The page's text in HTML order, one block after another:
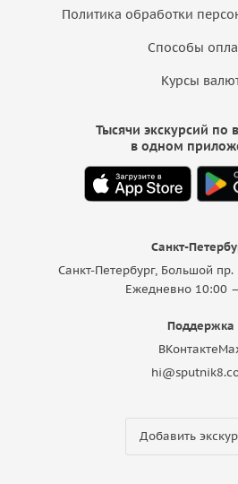
Политика обработки
Способы
Курсы
Санкт-
Санкт-Петербург, Большой
Ежедневно 10:00
Поддержка
ВКонтакте
Добавить
Тысячи экскурсий по
в одном